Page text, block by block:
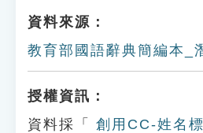
資料來源：
教育部國語辭典簡編本_
授權資訊：
資料採「
創用CC-姓名